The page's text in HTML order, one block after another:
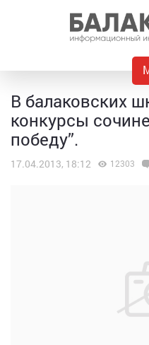
В балаковских
конкурсы
победу”.
17.04.2013, 18:12 12303